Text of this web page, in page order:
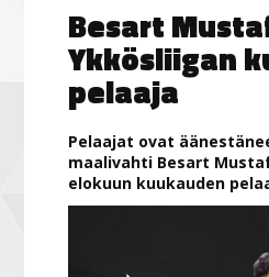
Besart
Ykkösliigan
pelaaja
Pelaajat ovat
maalivahti Besart
elokuun kuukauden